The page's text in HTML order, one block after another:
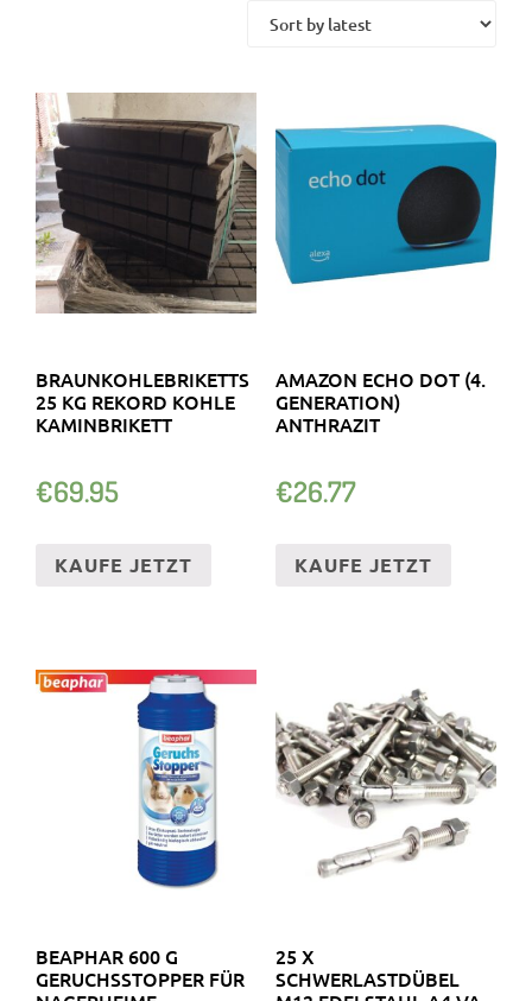
BRAUNKOHLEBRIKETTS
25 KG REKORD KOHLE
KAMINBRIKETT
€69.95
KAUFE JETZT
AMAZON ECHO DOT (4.
GENERATION)
ANTHRAZIT
€26.77
KAUFE JETZT
BEAPHAR 600 G
GERUCHSSTOPPER FÜR
25 X
SCHWERLASTDÜBEL